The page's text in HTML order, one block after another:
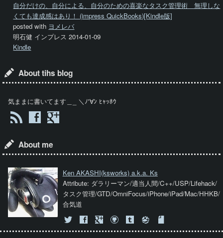
自分だけの、自分による、自分のための喜楽なタスク管理術 無理しな
くても達成感はあり！ (impress QuickBooks)[Kindle版]
posted with ヨメレバ
明石健 インプレス 2014-01-09
Kindle
About tihs blog
気ままに書いてます＿_ ＼ﾉ'∀ﾝ ﾋｬｯﾎｳ
About me
Ken AKASHI(ksworks) a.k.a. Ks
Attribute: ダラリーマン/適当人間/C++/USP/Lifehack/
タスク管理/GTD/OmniFocus/iPhone/iPad/Mac/HHKB/
合気道